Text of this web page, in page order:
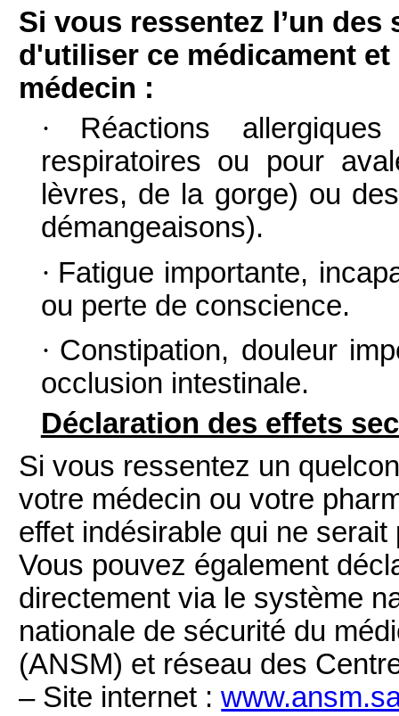
Si vous ressentez l’un
d'utiliser ce médicament
médecin :
·
Réactions
respiratoires ou pour
lèvres, de la gorge) ou
démangeaisons).
· Fatigue importante,
ou perte de conscience.
· Constipation, douleur
occlusion intestinale.
Déclaration des effets
Si vous ressentez un
votre médecin ou votre
effet indésirable qui ne
Vous pouvez également
directement via le système
nationale de sécurité du
(ANSM) et réseau des
– Site internet :